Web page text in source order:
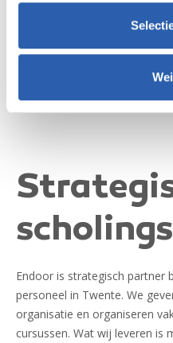
Subsidiemogelijkheden
Voorbeelden en
Endoor is strategisch partner
personeel in Twente. We
organisatie en organiseren
cursussen. Wat wij leveren is